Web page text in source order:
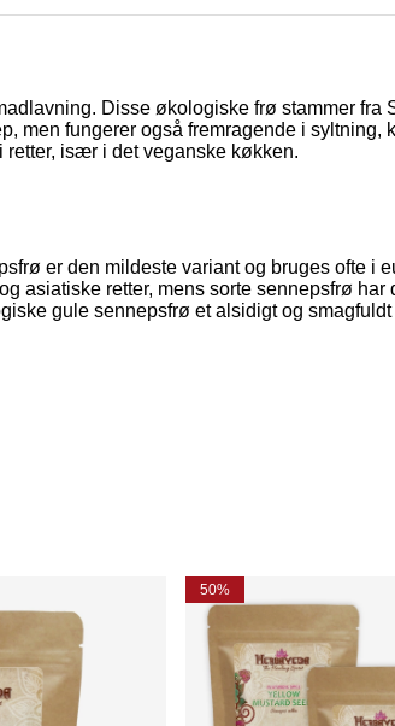
Disse økologiske frø stammer
men fungerer også fremragende i
især i det veganske køkken.
er den mildeste variant og bruges ofte
asiatiske retter, mens sorte sennepsfrø
gule sennepsfrø et alsidigt og smagfuldt
50%